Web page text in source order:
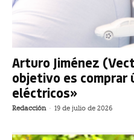
Arturo Jiménez
objetivo es comprar
eléctricos»
Redacción - 19 de julio de 2026